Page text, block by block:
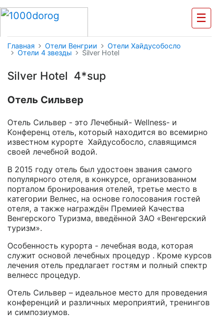
☰
Главная Отели Венгрии
Отели Хайдусобосло
Отели 4 звезды
Silver Hotel
Silver Hotel 4*sup
Отель Сильвер
Отель Сильвер - это Лечебный- Wellness- и
Kонференц отель, который находится во всемирно
известном курорте Хайдусобосло, славящимся
своей лечебной водой.
В 2015 году отель был удостоен звания самого
популярного отеля, в конкурсе, организованном
порталом бронирования отелей, третье место в
категории Велнес, на основе голосования гостей
отеля, а также награждён Премией Качества
Венгерского Туризма, введённой ЗАО «Венгерский
туризм».
Особенность курорта - лечебная вода, которая
служит основой лечебных процедур . Кроме курсов
лечения отель предлагает гостям и полный спектр
велнесс процедур.
Отель Сильвер – идеальное место для проведения
конференций и различных мероприятий, тренингов
и симпозиумов.